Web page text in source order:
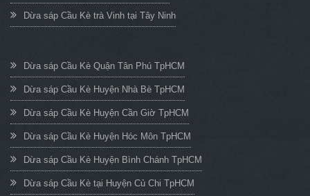
Dừa sáp Cầu Kè trà Vinh tại Tây Ninh
Dừa sáp Cầu Kè Quận Tân Phú TpHCM
Dừa sáp Cầu Kè Huyện Nhà Bè TpHCM
Dừa sáp Cầu Kè Huyện Cần Giờ TpHCM
Dừa sáp Cầu Kè Huyện Hóc Môn TpHCM
Dừa sáp Cầu Kè Huyện Bình Chánh TpHCM
Dừa sáp Cầu Kè tại Huyện Củ Chi TpHCM